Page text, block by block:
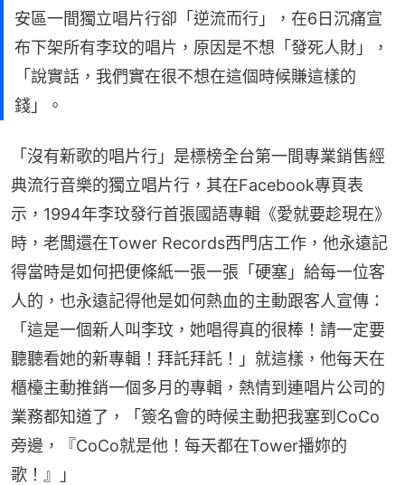
安區一間獨立唱片行卻「逆流而行」，在6日沉痛宣
布下架所有李玟的唱片，原因是不想「發死人財」，
「說實話，我們實在很不想在這個時候賺這樣的
錢」。
「沒有新歌的唱片行」是標榜全台第一間專業銷售經
典流行音樂的獨立唱片行，其在Facebook專頁表
示，1994年李玟發行首張國語專輯《愛就要趁現在》
時，老闆還在Tower Records西門店工作，他永遠記
得當時是如何把便條紙一張一張「硬塞」給每一位客
人的，也永遠記得他是如何熱血的主動跟客人宣傳：
「這是一個新人叫李玟，她唱得真的很棒！請一定要
聽聽看她的新專輯！拜託拜託！」就這樣，他每天在
櫃檯主動推銷一個多月的專輯，熱情到連唱片公司的
業務都知道了，「簽名會的時候主動把我塞到CoCo
旁邊，『CoCo就是他！每天都在Tower播妳的
歌！』」